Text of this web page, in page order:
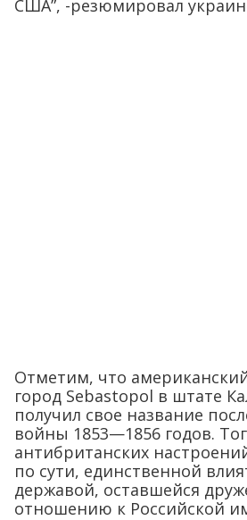
США”, -резюмировал
Отметим, что
город Sebastopol в штате
получил свое название
войны 1853—1856 годов.
антибританских
по сути, единственной
державой, оставшейся
отношению к Российской